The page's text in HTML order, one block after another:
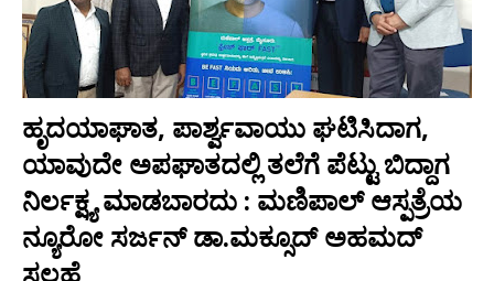
ಹೃದಯಾಘಾತ, ಪಾರ್ಶ್ವವಾಯು ಘಟಿಸಿದಾಗ,
ಯಾವುದೇ ಅಪಘಾತದಲ್ಲಿ ತಲೆಗೆ ಪೆಟ್ಟು ಬಿದ್ದಾಗ
ನಿರ್ಲಕ್ಷ್ಯ ಮಾಡಬಾರದು : ಮಣಿಪಾಲ್ ಆಸ್ಪತ್ರೆಯ
ನ್ಯೂರೋ ಸರ್ಜನ್ ಡಾ.ಮಕ್ಸೂದ್ ಅಹಮದ್
ಸಲಹೆ